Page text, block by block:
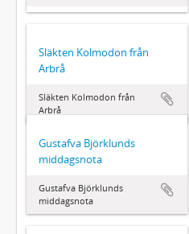
Släkten Kolmodon från
Arbrå
Släkten Kolmodon från
Arbrå
Gustafva Björklunds
middagsnota
Gustafva Björklunds
middagsnota